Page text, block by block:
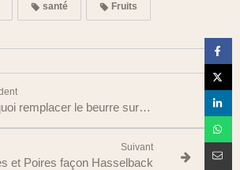
santé Fruits
Par quoi remplacer le beurre sur les tartines ?
Suivant
et Poires façon Hasselback